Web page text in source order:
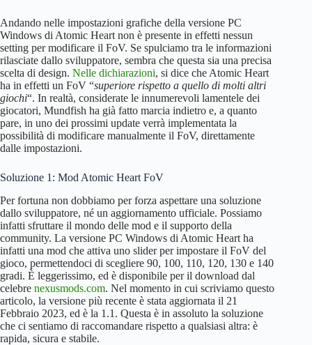
Andando nelle impostazioni grafiche della versione PC
Windows di Atomic Heart non è presente in effetti nessun
setting per modificare il FoV. Se spulciamo tra le informazioni
rilasciate dallo sviluppatore, sembra che questa sia una precisa
scelta di design. Nelle dichiarazioni, si dice che Atomic Heart
ha in effetti un FoV “superiore rispetto a quello di molti altri
giochi“. In realtà, considerate le innumerevoli lamentele dei
giocatori, Mundfish ha già fatto marcia indietro e, a quanto
pare, in uno dei prossimi update verrà implementata la
possibilità di modificare manualmente il FoV, direttamente
dalle impostazioni.
Soluzione 1: Mod Atomic Heart FoV
Per fortuna non dobbiamo per forza aspettare una soluzione
dallo sviluppatore, né un aggiornamento ufficiale. Possiamo
infatti sfruttare il mondo delle mod e il supporto della
community. La versione PC Windows di Atomic Heart ha
infatti una mod che attiva uno slider per impostare il FoV del
gioco, permettendoci di scegliere 90, 100, 110, 120, 130 e 140
gradi. È leggerissimo, ed è disponibile per il download dal
celebre nexusmods.com. Nel momento in cui scriviamo questo
articolo, la versione più recente è stata aggiornata il 21
Febbraio 2023, ed è la 1.1. Questa è in assoluto la soluzione
che ci sentiamo di raccomandare rispetto a qualsiasi altra: è
rapida, sicura e stabile.